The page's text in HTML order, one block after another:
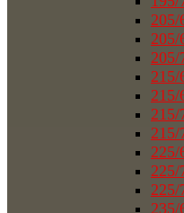
205/
205/
205/
215/
215/
215/
215/
225/
225/
225/
235/